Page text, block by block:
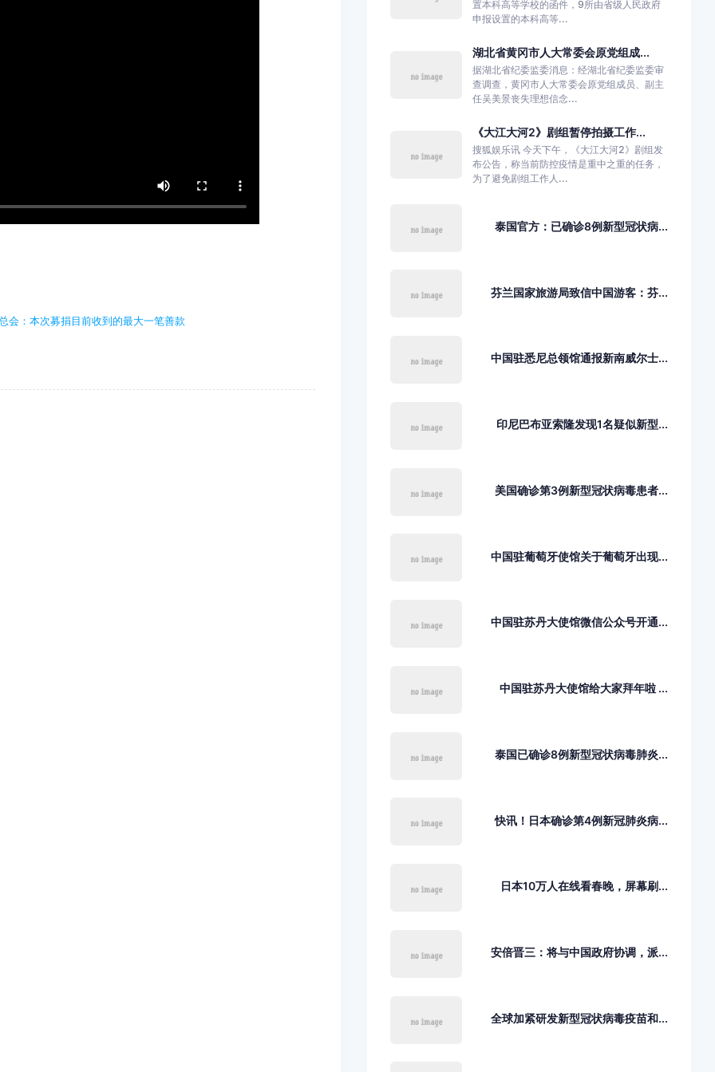
会：本次募捐目前收到的最大一笔善款
置本科高等学校的函件，9所由省级人民政府
申报设置的本科高等...
湖北省黄冈市人大常委会原党组成...
据湖北省纪委监委消息：经湖北省纪委监委审
查调查，黄冈市人大常委会原党组成员、副主
任吴美景丧失理想信念...
《大江大河2》剧组暂停拍摄工作...
搜狐娱乐讯 今天下午，《大江大河2》剧组发
布公告，称当前防控疫情是重中之重的任务，
为了避免剧组工作人...
泰国官方：已确诊8例新型冠状病...
芬兰国家旅游局致信中国游客：芬...
中国驻悉尼总领馆通报新南威尔士...
印尼巴布亚索隆发现1名疑似新型...
美国确诊第3例新型冠状病毒患者...
中国驻葡萄牙使馆关于葡萄牙出现...
中国驻苏丹大使馆微信公众号开通...
中国驻苏丹大使馆给大家拜年啦 ...
泰国已确诊8例新型冠状病毒肺炎...
快讯！日本确诊第4例新冠肺炎病...
日本10万人在线看春晚，屏幕刷...
安倍晋三：将与中国政府协调，派...
全球加紧研发新型冠状病毒疫苗和...